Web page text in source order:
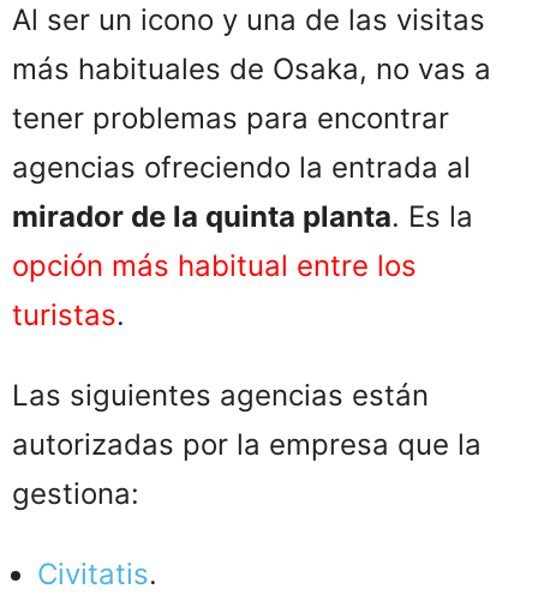
Al ser un icono y una de las visitas
más habituales de Osaka, no vas a
tener problemas para encontrar
agencias ofreciendo la entrada al
mirador de la quinta planta. Es la
opción más habitual entre los
turistas.
Las siguientes agencias están
autorizadas por la empresa que la
gestiona:
Civitatis.